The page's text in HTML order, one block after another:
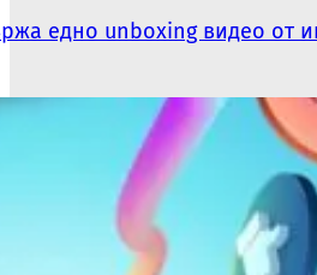
едно unboxing видео от